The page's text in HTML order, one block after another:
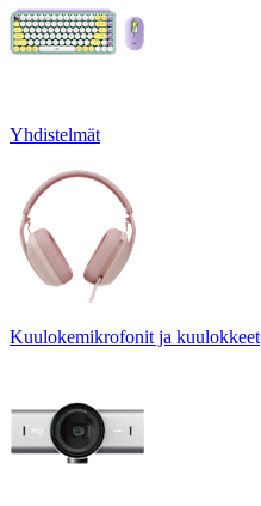
Yhdistelmät
Kuulokemikrofonit ja kuulokkeet